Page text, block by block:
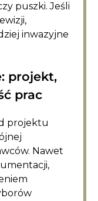
puszki. Jeśli
inwazyjne
projekt,
prac
projektu
Nawet